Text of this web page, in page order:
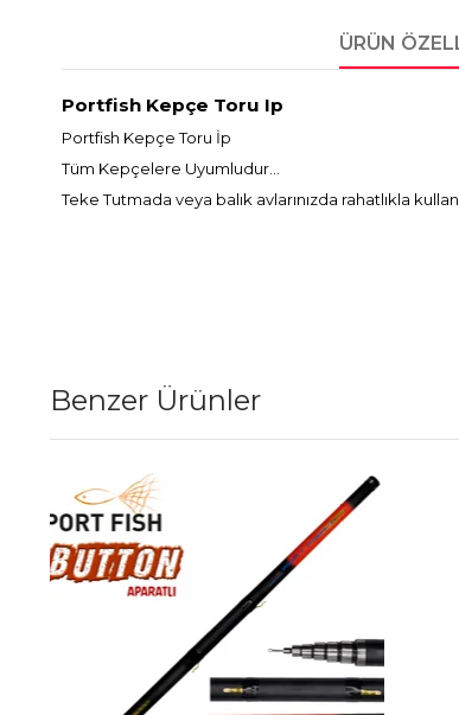
ÜRÜN
Portfish Kepçe Toru Ip
Portfish Kepçe Toru İp
Tüm Kepçelere Uyumludur...
Teke Tutmada veya balık avlarınızda rahatlıkla
Benzer Ürünler